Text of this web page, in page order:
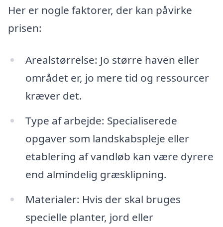
Her er nogle faktorer, der kan påvirke
prisen:
Arealstørrelse: Jo større haven eller
området er, jo mere tid og ressourcer
kræver det.
Type af arbejde: Specialiserede
opgaver som landskabspleje eller
etablering af vandløb kan være dyrere
end almindelig græsklipning.
Materialer: Hvis der skal bruges
specielle planter, jord eller